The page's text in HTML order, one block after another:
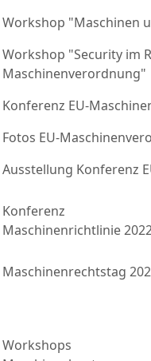
Workshop "Maschinen
Workshop "Security im
Maschinenverordnung"
Konferenz EU-
Fotos EU-
Ausstellung Konferenz
Konferenz
Maschinenrichtlinie
Maschinenrechtstag
Workshops